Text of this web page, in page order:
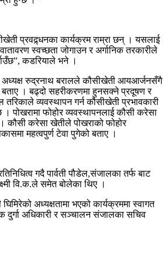
प्रवद्र्धनका कार्यक्रम राम्रा छन् । यसलाई
स्वच्छता जोगाउन र अर्गानिक तरकारीले
कडरियाले भने ।
अध्यक्ष रुद्रनाथ बरालले कौसीखेती आयआर्जनसँगै
। बढ्दो सहरीकरणमा हुनसक्ने प्रदूषण र
व्यवस्थापन गर्न कौसीखेती प्रभावकारी
पोखरामा फोहोर व्यवस्थापनलाई कौसी करेसा
कौसी करेसा खेतीले पोखराको फोहोर
महत्वपुर्ण टेवा पुगेको बताए ।
गदै पार्वती पौडेल,संजालका तर्फ बाट
वि.क.ले समेत बोलेका थिए ।
अध्यक्षतामा भएको कार्यक्रममा स्वागत
अधिकारी र सञ्चालन संजालका सचिव